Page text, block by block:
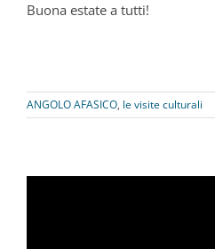
Buona estate a tutti!
ANGOLO AFASICO, le visite culturali